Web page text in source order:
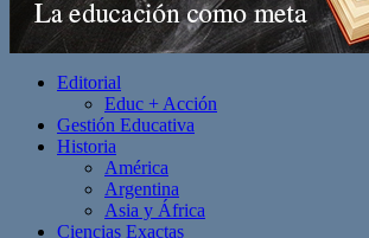
Editorial
Educ + Acción
Gestión Educativa
Historia
América
Argentina
Asia y África
Ciencias Exactas